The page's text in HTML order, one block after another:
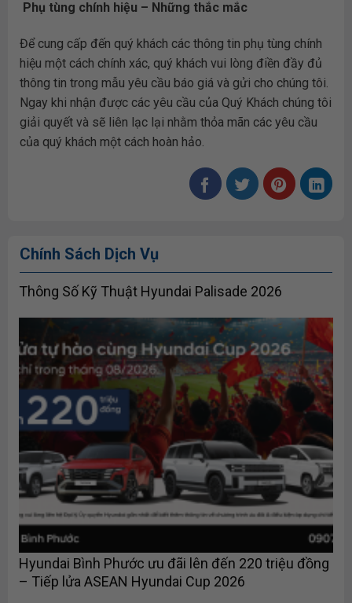
Phụ tùng chính hiệu – Những thắc mắc
Để cung cấp đến quý khách các thông tin phụ tùng chính
hiệu một cách chính xác, quý khách vui lòng điền đầy đủ
thông tin trong mẫu yêu cầu báo giá và gửi cho chúng tôi.
Ngay khi nhận được các yêu cầu của Quý Khách chúng tôi
giải quyết và sẽ liên lạc lại nhằm thỏa mãn các yêu cầu
của quý khách một cách hoàn hảo.
Chính Sách Dịch Vụ
Thông Số Kỹ Thuật Hyundai Palisade 2026
Hyundai Bình Phước ưu đãi lên đến 220 triệu đồng
– Tiếp lửa ASEAN Hyundai Cup 2026